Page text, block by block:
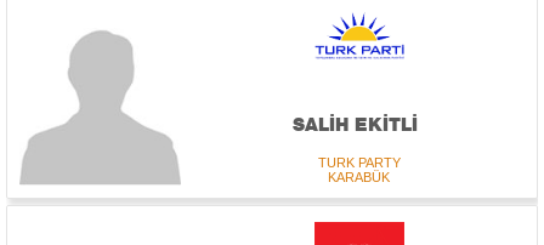
SALİH EKİTLİ
TURK PARTY
KARABÜK